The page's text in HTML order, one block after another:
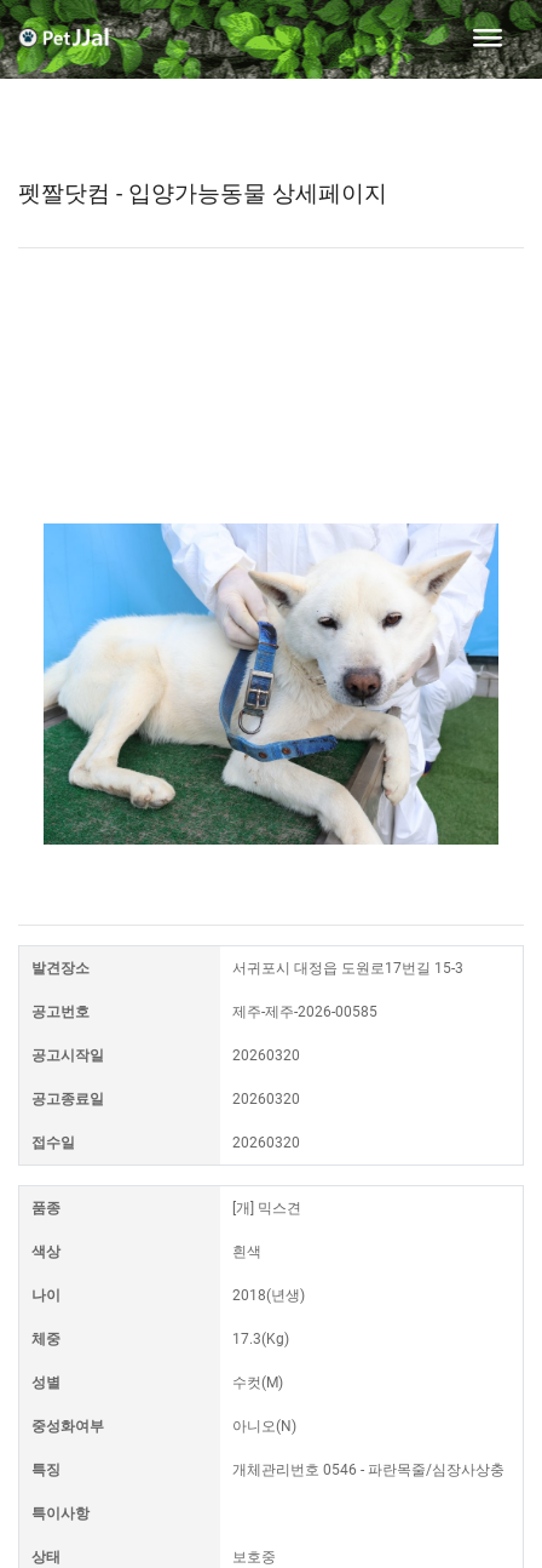
펫짤닷컴 - 입양가능동물 상세페이지
발견장소 서귀포시 대정읍 도원로17번길 15-3
공고번호 제주-제주-2026-00585
공고시작일 20260320
공고종료일 20260320
접수일 20260320
품종 [개] 믹스견
색상 흰색
나이 2018(년생)
체중 17.3(Kg)
성별 수컷(M)
중성화여부 아니오(N)
특징 개체관리번호 0546 - 파란목줄/심장사상충
특이사항
상태 보호중